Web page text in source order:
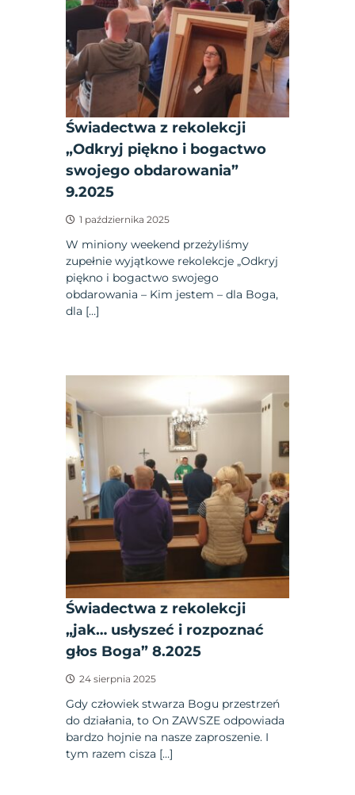
Świadectwa z rekolekcji
„Odkryj piękno i bogactwo
swojego obdarowania”
9.2025
1 października 2025
W miniony weekend przeżyliśmy
zupełnie wyjątkowe rekolekcje „Odkryj
piękno i bogactwo swojego
obdarowania – Kim jestem – dla Boga,
dla […]
Świadectwa z rekolekcji
„jak… usłyszeć i rozpoznać
głos Boga” 8.2025
24 sierpnia 2025
Gdy człowiek stwarza Bogu przestrzeń
do działania, to On ZAWSZE odpowiada
bardzo hojnie na nasze zaproszenie. I
tym razem cisza […]